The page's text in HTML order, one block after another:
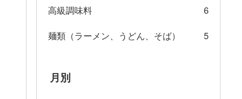
高級調味料
6
麺類（ラーメン、うどん、そば）
5
月別